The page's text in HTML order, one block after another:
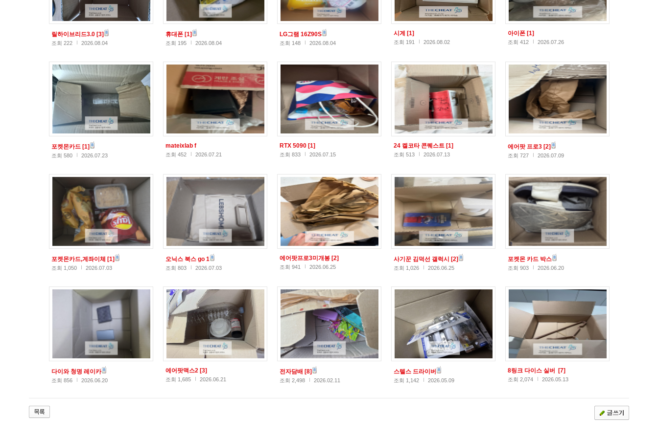
릴하이브리드3.0 [3]
조회 222 2026.08.04
휴대폰 [1]
조회 195 2026.08.04
LG그램 16Z90S
조회 148 2026.08.04
시계 [1]
조회 191 2026.08.02
아이폰 [1]
조회 412 2026.07.26
포켓몬카드 [1]
조회 580 2026.07.23
mateixlab f
조회 452 2026.07.21
RTX 5090 [1]
조회 833 2026.07.15
24 켈코타 콘퀘스트 [1]
조회 513 2026.07.13
에어팟 프로3 [2]
조회 727 2026.07.09
포켓몬카드,계좌이체 [1]
조회 1,050 2026.07.03
오닉스 북스 go 1
조회 803 2026.07.03
에어팟프로3미개봉 [2]
조회 941 2026.06.25
사기꾼 김덕선 갤럭시 [2]
조회 1,026 2026.06.25
포켓몬 카드 박스
조회 903 2026.06.20
다이와 청명 레이카
조회 856 2026.06.20
에어팟맥스2 [3]
조회 1,685 2026.06.21
전자담배 [8]
조회 2,498 2026.02.11
스텔스 드라이버
조회 1,142 2026.05.09
8링크 다이스 실버 [7]
조회 2,074 2026.05.13